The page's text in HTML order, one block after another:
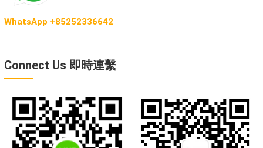
WhatsApp +85252336642
Connect Us 即時連繫